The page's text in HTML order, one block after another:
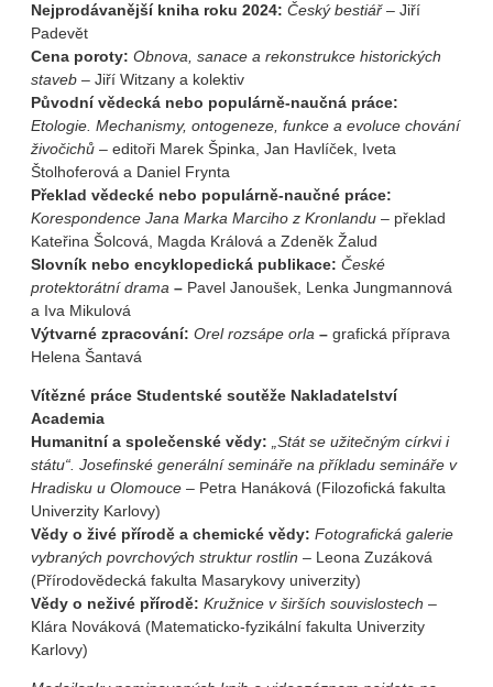
Nejprodávanější kniha roku 2024: Český bestiář– Jiří
Padevět
Cena poroty: Obnova, sanace a rekonstrukce historických
staveb – Jiří Witzany a kolektiv
Původní vědecká nebo populárně-naučná práce:
Etologie. Mechanismy, ontogeneze, funkce a evoluce chování
živočichů – editoři Marek Špinka, Jan Havlíček, Iveta
Štolhoferová a Daniel Frynta
Překlad vědecké nebo populárně-naučné práce:
Korespondence Jana Marka Marciho z Kronlandu – překlad
Kateřina Šolcová, Magda Králová a Zdeněk Žalud
Slovník nebo encyklopedická publikace: České
protektorátní drama – Pavel Janoušek, Lenka Jungmannová
a Iva Mikulová
Výtvarné zpracování: Orel rozsápe orla – grafická příprava
Helena Šantavá
Vítězné práce Studentské soutěže Nakladatelství
Academia
Humanitní a společenské vědy:
„Stát se užitečným církvi i
státu“. Josefinské generální semináře na příkladu semináře v
Hradisku u Olomouce – Petra Hanáková (Filozofická fakulta
Univerzity Karlovy)
Vědy o živé přírodě a chemické vědy: Fotografická galerie
vybraných povrchových struktur rostlin – Leona Zuzáková
(Přírodovědecká fakulta Masarykovy univerzity)
Vědy o neživé přírodě: Kružnice v širších souvislostech –
Klára Nováková (Matematicko-fyzikální fakulta Univerzity
Karlovy)